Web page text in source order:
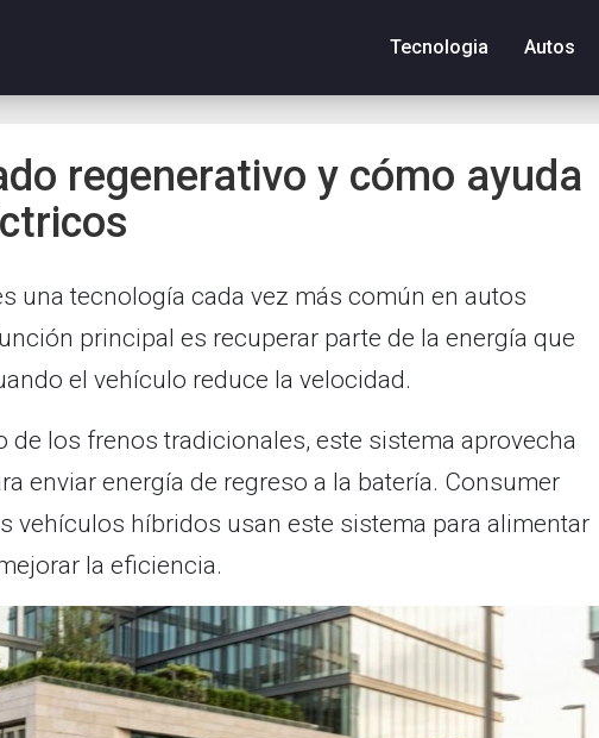
Tecnologia Autos
regenerativo y cómo ayuda
una tecnología cada vez más común en autos
principal es recuperar parte de la energía que
el vehículo reduce la velocidad.
de los frenos tradicionales, este sistema aprovecha
enviar energía de regreso a la batería. Consumer
vehículos híbridos usan este sistema para alimentar
la eficiencia.